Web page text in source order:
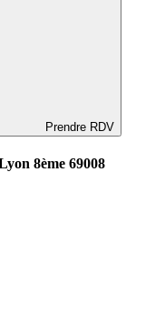
Prendre RDV
8ème 69008